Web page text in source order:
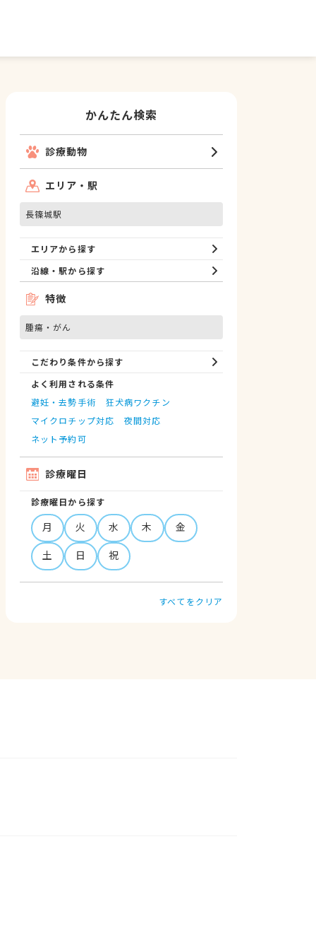
かんたん検索
診療動物
エリア・駅
長篠城駅
エリアから探す
沿線・駅から探す
特徴
腫瘍・がん
こだわり条件から探す
よく利用される条件
避妊・去勢手術
狂犬病ワクチン
マイクロチップ対応
夜間対応
ネット予約可
診療曜日
診療曜日から探す
月 火 水 木
金
土
日 祝
すべてをクリア